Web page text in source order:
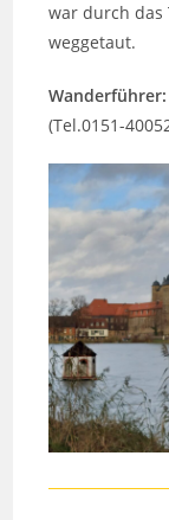
war durch das
weggetaut.
Wanderführer:
(Tel.0151-